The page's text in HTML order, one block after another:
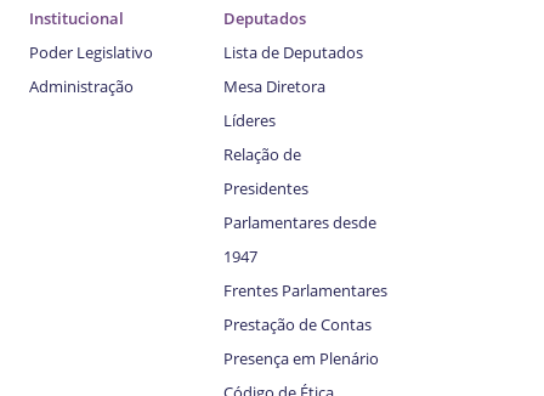
Institucional
Poder Legislativo
Administração
Deputados
Lista de Deputados
Mesa Diretora
Líderes
Relação de
Presidentes
Parlamentares desde
1947
Frentes Parlamentares
Prestação de Contas
Presença em Plenário